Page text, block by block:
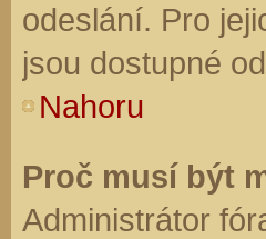
odeslání. Pro
jsou dostupné
Nahoru
Proč musí být
Administrátor